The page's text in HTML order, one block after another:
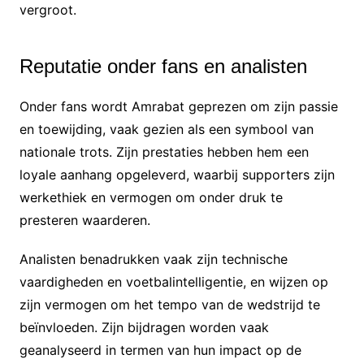
vergroot.
Reputatie onder fans en analisten
Onder fans wordt Amrabat geprezen om zijn passie
en toewijding, vaak gezien als een symbool van
nationale trots. Zijn prestaties hebben hem een
loyale aanhang opgeleverd, waarbij supporters zijn
werkethiek en vermogen om onder druk te
presteren waarderen.
Analisten benadrukken vaak zijn technische
vaardigheden en voetbalintelligentie, en wijzen op
zijn vermogen om het tempo van de wedstrijd te
beïnvloeden. Zijn bijdragen worden vaak
geanalyseerd in termen van hun impact op de